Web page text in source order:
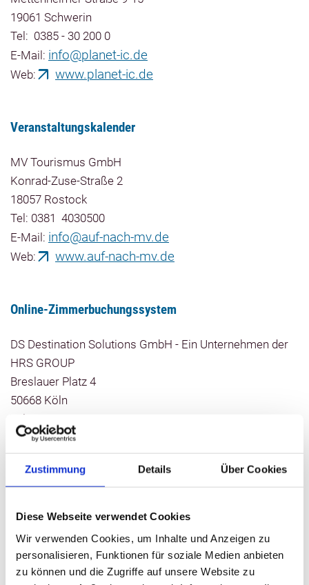
Zustimmung Details Über Cookies
Diese Webseite verwendet Cookies
Wir verwenden Cookies, um Inhalte und Anzeigen zu
personalisieren, Funktionen für soziale Medien anbieten
zu können und die Zugriffe auf unsere Website zu
19061 Schwerin
Tel: 0385 - 30 200 0
E-Mail: info@planet-ic.de
Web: www.planet-ic.de
Veranstaltungskalender
MV Tourismus GmbH
Konrad-Zuse-Straße 2
18057 Rostock
Tel: 0381 4030500
E-Mail: info@auf-nach-mv.de
Web: www.auf-nach-mv.de
Online-Zimmerbuchungssystem
DS Destination Solutions GmbH - Ein Unternehmen der
HRS GROUP
Breslauer Platz 4
50668 Köln
Tel.: 0221 6894 3974
Mail:info@ds-destinationsolutions.comst.com
Web: www.ds-destinationsolutions.com
Copyright & Urheberrecht
Der Tourismusverband Mecklenburg-Schwerin e.V. erteilt
unter folgenden Bedingungen das Recht, die